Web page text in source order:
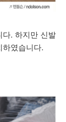
다. 하지만 신발
였습니다.